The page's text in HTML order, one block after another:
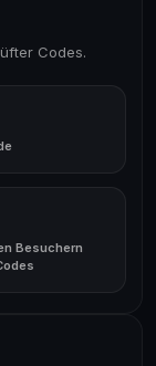
Codes.
Besuchern